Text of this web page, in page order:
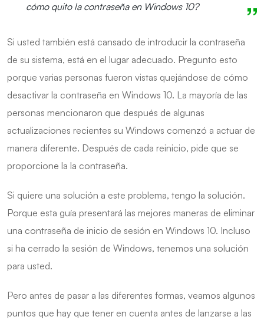
cómo quito la contraseña en Windows 10?
Si usted también está cansado de introducir la contraseña
de su sistema, está en el lugar adecuado. Pregunto esto
porque varias personas fueron vistas quejándose de cómo
desactivar la contraseña en Windows 10. La mayoría de las
personas mencionaron que después de algunas
actualizaciones recientes su Windows comenzó a actuar de
manera diferente. Después de cada reinicio, pide que se
proporcione la la contraseña.
Si quiere una solución a este problema, tengo la solución.
Porque esta guía presentará las mejores maneras de eliminar
una contraseña de inicio de sesión en Windows 10. Incluso
si ha cerrado la sesión de Windows, tenemos una solución
para usted.
Pero antes de pasar a las diferentes formas, veamos algunos
puntos que hay que tener en cuenta antes de lanzarse a las